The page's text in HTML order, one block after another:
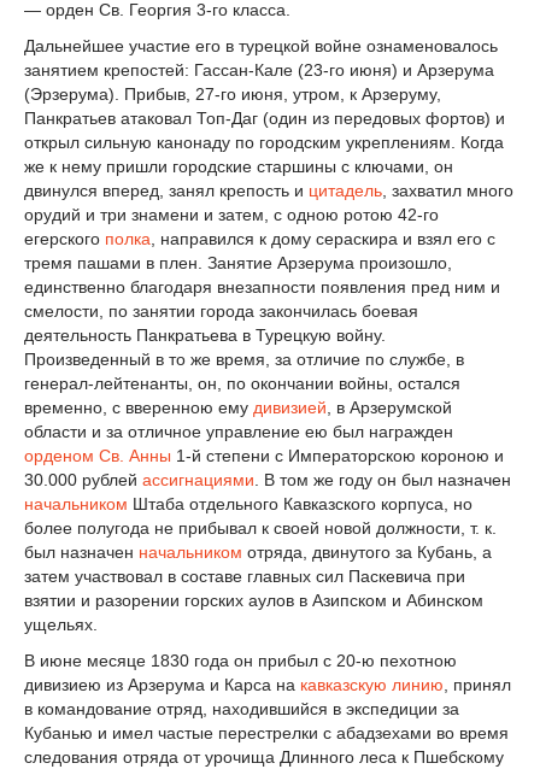
— орден Св. Георгия 3-го класса.
Дальнейшее участие его в турецкой войне ознаменовалось
занятием крепостей: Гассан-Кале (23-го июня) и Арзерума
(Эрзерума). Прибыв, 27-го июня, утром, к Арзеруму,
Панкратьев атаковал Топ-Даг (один из передовых фортов) и
открыл сильную канонаду по городским укреплениям. Когда
же к нему пришли городские старшины с ключами, он
двинулся вперед, занял крепость и цитадель , захватил много
орудий и три знамени и затем, с одною ротою 42-го
егерского полка , направился к дому сераскира и взял его с
тремя пашами в плен. Занятие Арзерума произошло,
единственно благодаря внезапности появления пред ним и
смелости, по занятии города закончилась боевая
деятельность Панкратьева в Турецкую войну.
Произведенный в то же время, за отличие по службе, в
генерал-лейтенанты, он, по окончании войны, остался
временно, с вверенною ему дивизией , в Арзерумской
области и за отличное управление ею был награжден
орденом Св. Анны 1-й степени с Императорскою короною и
30.000 рублей ассигнациями . В том же году он был назначен
начальником Штаба отдельного Кавказского корпуса, но
более полугода не прибывал к своей новой должности, т. к.
был назначен начальником отряда, двинутого за Кубань, а
затем участвовал в составе главных сил Паскевича при
взятии и разорении горских аулов в Азипском и Абинском
ущельях.
В июне месяце 1830 года он прибыл с 20-ю пехотною
дивизиею из Арзерума и Карса на кавказскую линию , принял
в командование отряд, находившийся в экспедиции за
Кубанью и имел частые перестрелки с абадзехами во время
следования отряда от урочища Длинного леса к Пшебскому